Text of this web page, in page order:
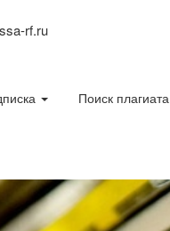
rf.ru
Поиск плагиата